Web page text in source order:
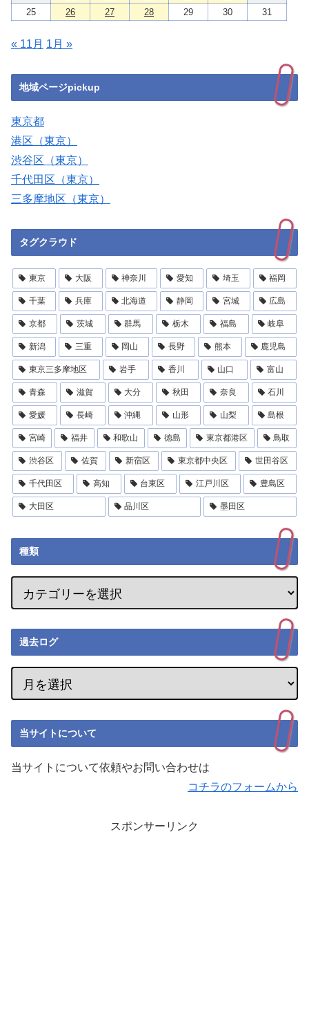
25
26 27 28 29 30 31
« 11月 1月 »
地域ページpickup
東京都
港区（東京）
渋谷区（東京）
千代田区（東京）
三多摩地区（東京）
タグクラウド
東京 大阪 神奈川 愛知 埼玉 福岡
千葉 兵庫 北海道 静岡 宮城 広島
京都 茨城 群馬 栃木 福島 岐阜
新潟 三重 岡山 長野 熊本 鹿児島
東京三多摩地区 岩手 香川 山口 富山
青森 滋賀 大分 秋田 奈良 石川
愛媛 長崎 沖縄 山形 山梨 島根
宮崎 福井 和歌山 徳島 東京都港区 鳥取
渋谷区 佐賀 新宿区 東京都中央区 世田谷区
千代田区 高知 台東区 江戸川区 豊島区
大田区 品川区 墨田区
種類
過去ログ
当サイトについて
当サイトについて依頼やお問い合わせは
コチラのフォームから
スポンサーリンク